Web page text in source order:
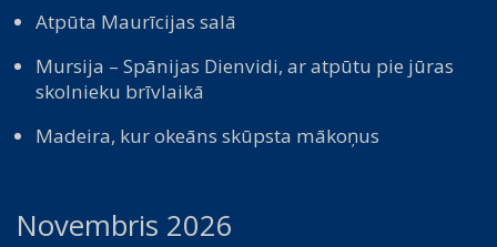
Atpūta Maurīcijas salā
Mursija – Spānijas Dienvidi, ar atpūtu pie jūras
skolnieku brīvlaikā
Madeira, kur okeāns skūpsta mākoņus
Novembris 2026